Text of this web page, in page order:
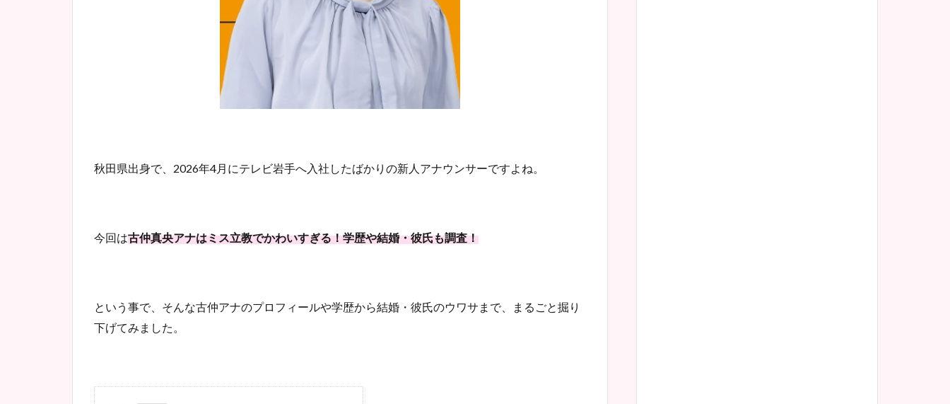
秋田県出身で、2026年4月にテレビ岩手へ入社したばかりの新人アナウンサーですよね。
今回は古仲真央アナはミス立教でかわいすぎる！学歴や結婚・彼氏も調査！
という事で、そんな古仲アナのプロフィールや学歴から結婚・彼氏のウワサまで、まるごと掘り
下げてみました。